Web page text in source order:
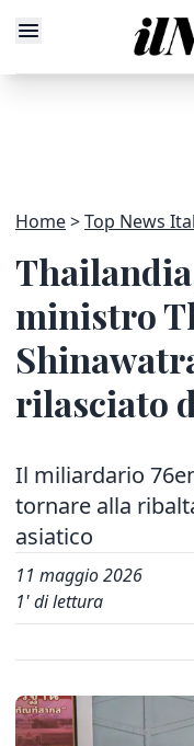
Home Top News
ministro
rilasciato
Il miliardario
tornare alla
asiatico
11 maggio 2026
1' di lettura